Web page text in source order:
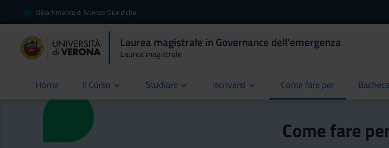
Dipartimento di Scienze Giuridiche
Laurea magistrale in Governance dell'emergenza
Laurea magistrale
Home
current Il Corso Studiare Iscriversi Come fare per
current current
Come fare